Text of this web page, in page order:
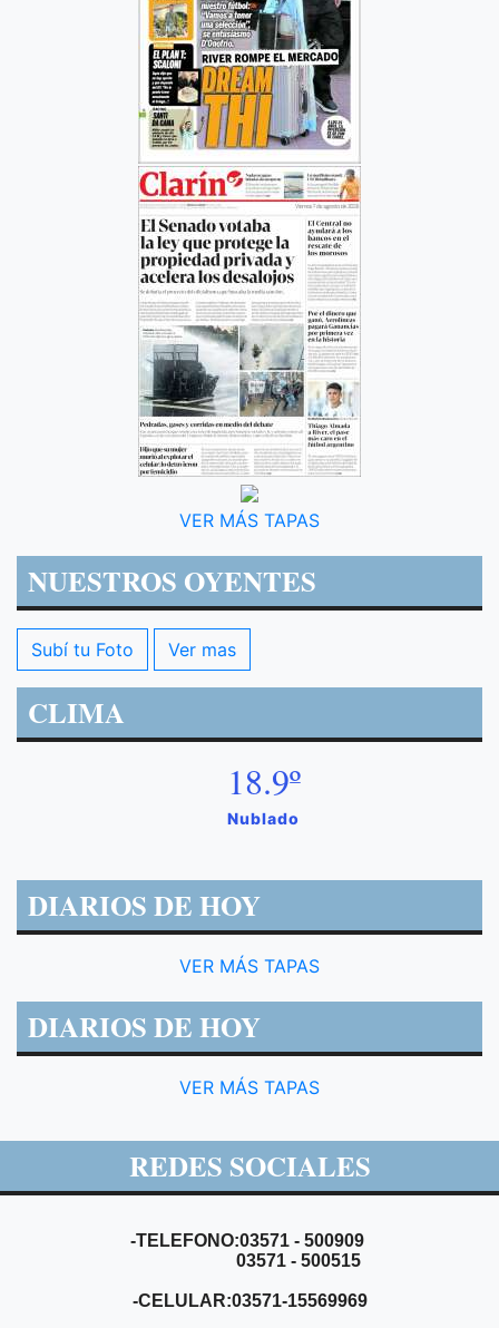
VER MÁS TAPAS
NUESTROS OYENTES
Subí tu Foto Ver mas
CLIMA
18.9º
Nublado
DIARIOS DE HOY
VER MÁS TAPAS
DIARIOS DE HOY
VER MÁS TAPAS
REDES SOCIALES
-TELEFONO:03571 - 500909
03571 - 500515
-CELULAR:03571-15569969